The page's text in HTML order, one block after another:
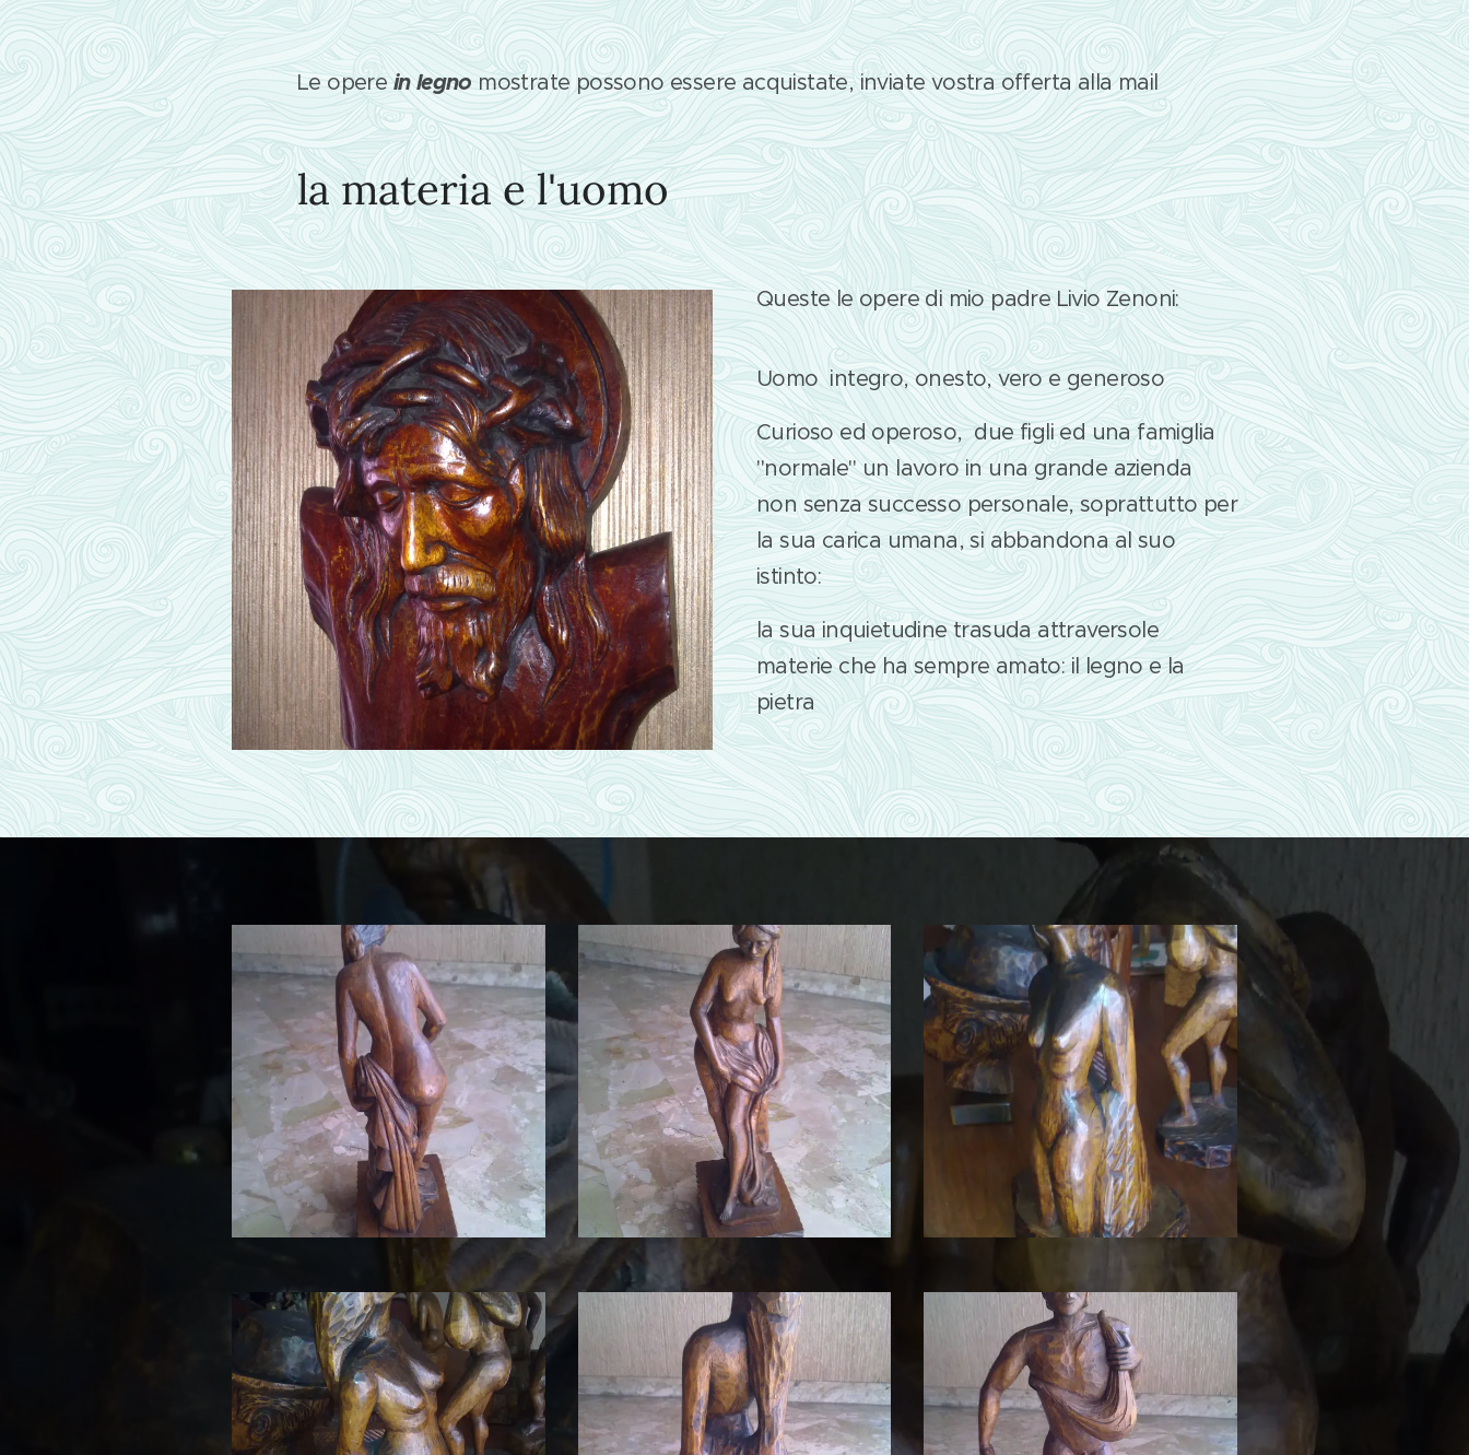
Le operein legnomostrate possono essere acquistate, inviate vostra offerta alla mail
la materia e l'uomo
Queste le opere di mio padre Livio Zenoni:
Uomo integro, onesto, vero e generoso
Curioso ed operoso, due figli ed una famiglia
"normale" un lavoro in una grande azienda
non senza successo personale, soprattutto per
la sua carica umana, si abbandona al suo
istinto:
la sua inquietudine trasuda attraversole
materie che ha sempre amato: il legno e la
pietra